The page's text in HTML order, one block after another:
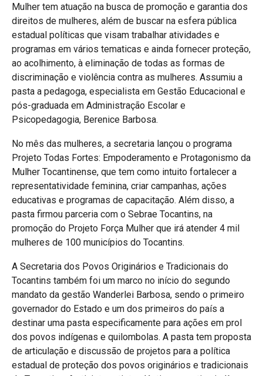
Mulher tem atuação na busca de promoção e garantia dos
direitos de mulheres, além de buscar na esfera pública
estadual políticas que visam trabalhar atividades e
programas em vários tematicas e ainda fornecer proteção,
ao acolhimento, à eliminação de todas as formas de
discriminação e violência contra as mulheres. Assumiu a
pasta a pedagoga, especialista em Gestão Educacional e
pós-graduada em Administração Escolar e
Psicopedagogia, Berenice Barbosa.
No mês das mulheres, a secretaria lançou o programa
Projeto Todas Fortes: Empoderamento e Protagonismo da
Mulher Tocantinense, que tem como intuito fortalecer a
representatividade feminina, criar campanhas, ações
educativas e programas de capacitação. Além disso, a
pasta firmou parceria com o Sebrae Tocantins, na
promoção do Projeto Força Mulher que irá atender 4 mil
mulheres de 100 municípios do Tocantins.
A Secretaria dos Povos Originários e Tradicionais do
Tocantins também foi um marco no início do segundo
mandato da gestão Wanderlei Barbosa, sendo o primeiro
governador do Estado e um dos primeiros do país a
destinar uma pasta especificamente para ações em prol
dos povos indígenas e quilombolas. A pasta tem proposta
de articulação e discussão de projetos para a política
estadual de proteção dos povos originários e tradicionais